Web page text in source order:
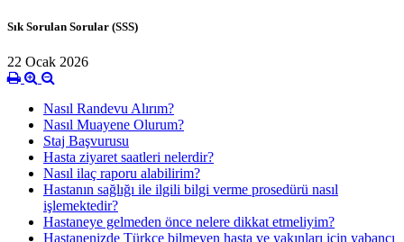
Sık Sorulan Sorular (SSS)
22 Ocak 2026
Nasıl Randevu Alırım?
Nasıl Muayene Olurum?
Staj Başvurusu
Hasta ziyaret saatleri nelerdir?
Nasıl ilaç raporu alabilirim?
Hastanın sağlığı ile ilgili bilgi verme prosedürü nasıl
işlemektedir?
Hastaneye gelmeden önce nelere dikkat etmeliyim?
Hastanenizde Türkçe bilmeyen hasta ve yakınları için yabancı